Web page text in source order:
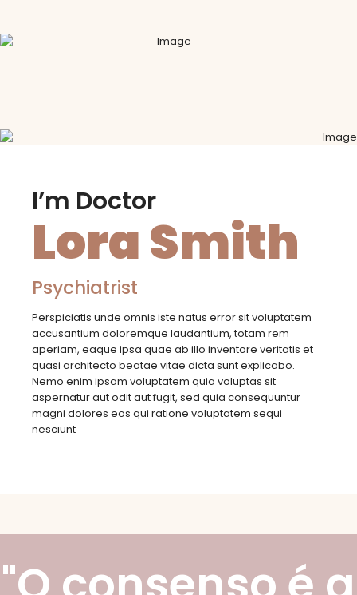
I’m Doctor
Lora Smith
Psychiatrist
Perspiciatis unde omnis iste natus error sit voluptatem
accusantium doloremque laudantium, totam rem
aperiam, eaque ipsa quae ab illo inventore veritatis et
quasi architecto beatae vitae dicta sunt explicabo.
Nemo enim ipsam voluptatem quia voluptas sit
aspernatur aut odit aut fugit, sed quia consequuntur
magni dolores eos qui ratione voluptatem sequi
nesciunt